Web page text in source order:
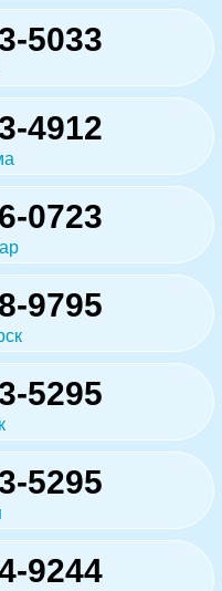
5033
4912
0723
9795
5295
5295
9244